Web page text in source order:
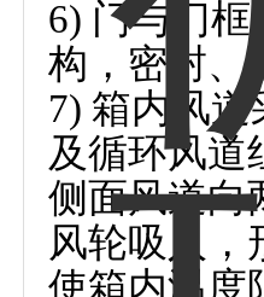
6) 门与门
构，密封、
7) 箱内风
及循环风道
侧面风道向
风轮吸入，
使箱内温度